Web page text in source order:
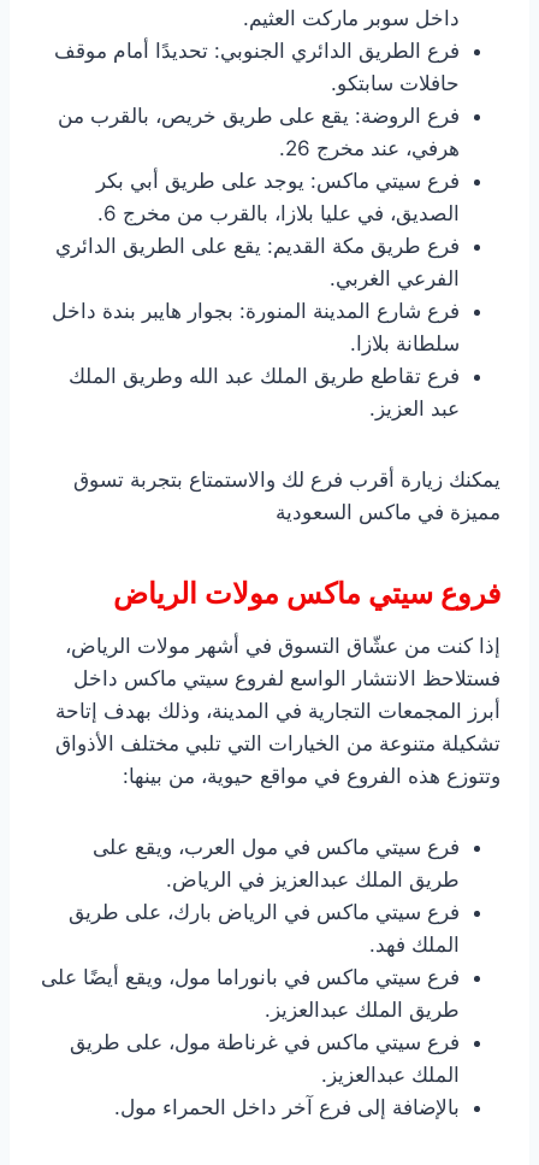
داخل سوبر ماركت العثيم.
فرع الطريق الدائري الجنوبي: تحديدًا أمام موقف
حافلات سابتكو.
فرع الروضة: يقع على طريق خريص، بالقرب من
هرفي، عند مخرج 26.
فرع سيتي ماكس: يوجد على طريق أبي بكر
الصديق، في عليا بلازا، بالقرب من مخرج 6.
فرع طريق مكة القديم: يقع على الطريق الدائري
الفرعي الغربي.
فرع شارع المدينة المنورة: بجوار هايبر بندة داخل
سلطانة بلازا.
فرع تقاطع طريق الملك عبد الله وطريق الملك
عبد العزيز.
يمكنك زيارة أقرب فرع لك والاستمتاع بتجربة تسوق
مميزة في ماكس السعودية
فروع سيتي ماكس مولات الرياض
إذا كنت من عشّاق التسوق في أشهر مولات الرياض،
فستلاحظ الانتشار الواسع لفروع سيتي ماكس داخل
أبرز المجمعات التجارية في المدينة، وذلك بهدف إتاحة
تشكيلة متنوعة من الخيارات التي تلبي مختلف الأذواق
وتتوزع هذه الفروع في مواقع حيوية، من بينها:
فرع سيتي ماكس في مول العرب، ويقع على
طريق الملك عبدالعزيز في الرياض.
فرع سيتي ماكس في الرياض بارك، على طريق
الملك فهد.
فرع سيتي ماكس في بانوراما مول، ويقع أيضًا على
طريق الملك عبدالعزيز.
فرع سيتي ماكس في غرناطة مول، على طريق
الملك عبدالعزيز.
بالإضافة إلى فرع آخر داخل الحمراء مول.